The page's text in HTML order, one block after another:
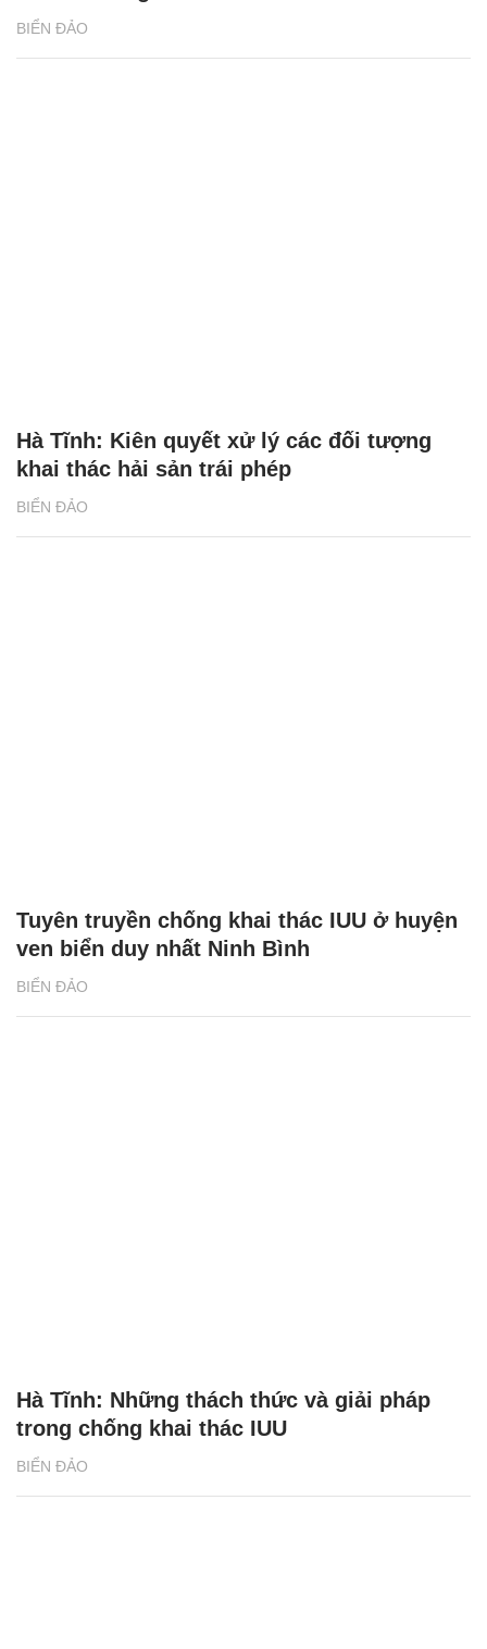
BIỂN ĐẢO
BIỂN ĐẢO
Hà Tĩnh: Kiên quyết xử lý các đối tượng
khai thác hải sản trái phép
BIỂN ĐẢO
Tuyên truyền chống khai thác IUU ở huyện
ven biển duy nhất Ninh Bình
BIỂN ĐẢO
Hà Tĩnh: Những thách thức và giải pháp
trong chống khai thác IUU